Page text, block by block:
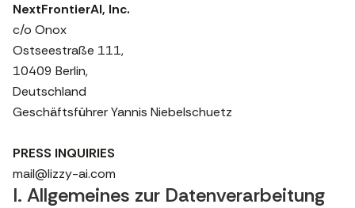
NextFrontierAI, Inc.
c/o Onox
Ostseestraße 111,
10409 Berlin,
Deutschland
Geschäftsführer Yannis Niebelschuetz
PRESS INQUIRIES
mail@lizzy-ai.com
I. Allgemeines zur Datenverarbeitung